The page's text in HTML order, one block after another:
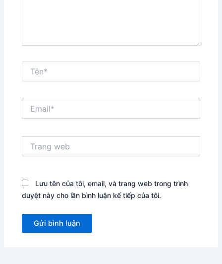
web
Lưu tên của tôi, email, và trang web trong trình
duyệt này cho lần bình luận kế tiếp của tôi.